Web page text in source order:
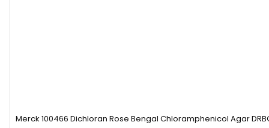
Merck 100466 Dichloran Rose Bengal Chloramphenicol Agar